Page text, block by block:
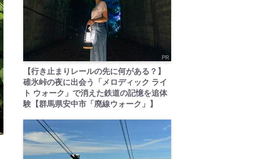
PR
【行き止まりレールの先に何がある？】
碓氷峠の夜に出会う「メロディック ライ
ト ウォーク」で消えた鉄道の記憶を追体
験【群馬県安中市「廃線ウォーク」】